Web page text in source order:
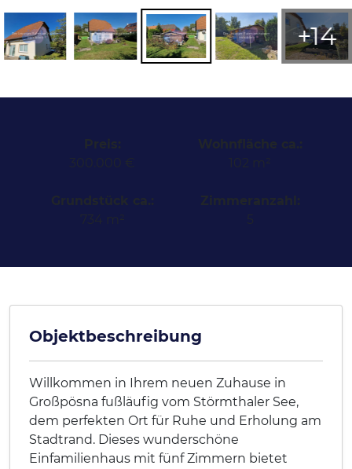
+14
Preis:
300.000 €
Wohnfläche ca.:
102 m²
Grundstück ca.:
Zimmeranzahl:
Objektbeschreibung
Willkommen in Ihrem neuen Zuhause in
Großpösna fußläufig vom Störmthaler See,
dem perfekten Ort für Ruhe und Erholung am
Stadtrand. Dieses wunderschöne
Einfamilienhaus mit fünf Zimmern bietet